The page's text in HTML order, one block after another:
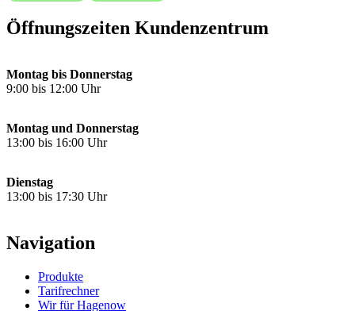
Öffnungszeiten Kundenzentrum
Montag bis Donnerstag
9:00 bis 12:00 Uhr
Montag und Donnerstag
13:00 bis 16:00 Uhr
Dienstag
13:00 bis 17:30 Uhr
Navigation
Produkte
Tarifrechner
Wir für Hagenow